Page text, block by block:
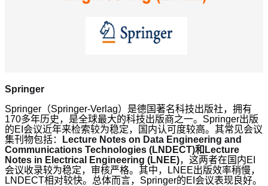
Springer
Springer（Springer-Verlag）是德国著名科技出版社，拥有
170多年历史，是全球最大的科技出版商之一。Springer出版
的EI会议近年来检索较为稳定，国内认可度较高。其常见会议
集刊物包括：
Lecture Notes on Data Engineering and
Communications Technologies (LNDECT)和Lecture
Notes in Electrical Engineering (LNEE)，这两者在国内EI
会议收录较为稳定，审核严格。其中，LNEE出版效率稍慢，
LNDECT相对较快。总体而言，Springer的EI会议表现良好。